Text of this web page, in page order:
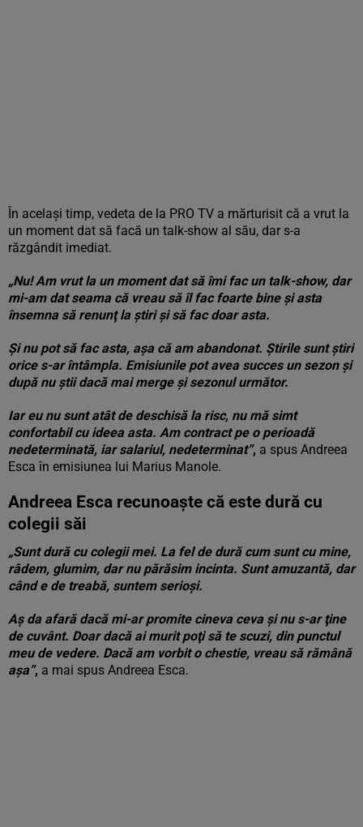
În acelaşi timp, vedeta de la PRO TV a mărturisit că a vrut la
un moment dat să facă un talk-show al său, dar s-a
răzgândit imediat.
„Nu! Am vrut la un moment dat să îmi fac un talk-show, dar
mi-am dat seama că vreau să îl fac foarte bine şi asta
însemna să renunţ la ştiri şi să fac doar asta.
Şi nu pot să fac asta, aşa că am abandonat. Ştirile sunt ştiri
orice s-ar întâmpla. Emisiunile pot avea succes un sezon şi
după nu știi dacă mai merge și sezonul următor.
Iar eu nu sunt atât de deschisă la risc, nu mă simt
confortabil cu ideea asta. Am contract pe o perioadă
nedeterminată, iar salariul, nedeterminat”, a spus Andreea
Esca în emisiunea lui Marius Manole.
Andreea Esca recunoaşte că este dură cu
colegii săi
„Sunt dură cu colegii mei. La fel de dură cum sunt cu mine,
râdem, glumim, dar nu părăsim incinta. Sunt amuzantă, dar
când e de treabă, suntem serioşi.
Aş da afară dacă mi-ar promite cineva ceva şi nu s-ar ţine
de cuvânt. Doar dacă ai murit poţi să te scuzi, din punctul
meu de vedere. Dacă am vorbit o chestie, vreau să rămână
aşa”, a mai spus Andreea Esca.